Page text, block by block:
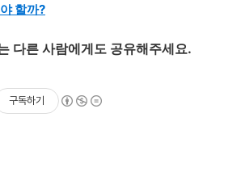
할까?
다른 사람에게도 공유해주세요.
구독하기